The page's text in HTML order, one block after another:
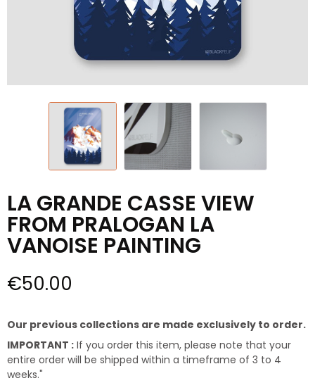
LA GRANDE CASSE VIEW
FROM PRALOGAN LA
VANOISE PAINTING
€50.00
Our previous collections are made exclusively to order.
IMPORTANT : If you order this item, please note that your
entire order will be shipped within a timeframe of 3 to 4
weeks."